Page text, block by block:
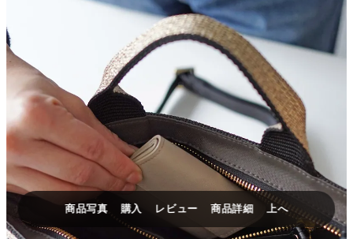
商品写真 購入 レビュー 商品詳細 上へ